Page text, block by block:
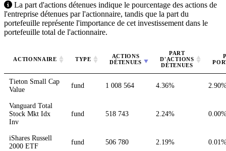
La part d'actions détenues indique le pourcentage des actions de
l'entreprise détenues par l'actionnaire, tandis que la part du
portefeuille représente l'importance de cet investissement dans le
portefeuille total de l'actionnaire.
ACTIONNAIRE TYPE
ACTIONS
DÉTENUES
PART
D'ACTIONS
DÉTENUES
Tieton Small Cap
Value
fund 1 008 564 4.36%
Vanguard Total
Stock Mkt Idx
Inv
fund 518 743 2.24%
iShares Russell
2000 ETF
fund 506 780 2.19%